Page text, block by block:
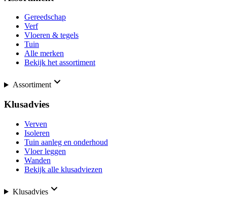
Gereedschap
Verf
Vloeren & tegels
Tuin
Alle merken
Bekijk het assortiment
Assortiment
Klusadvies
Verven
Isoleren
Tuin aanleg en onderhoud
Vloer leggen
Wanden
Bekijk alle klusadviezen
Klusadvies